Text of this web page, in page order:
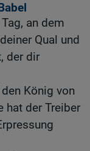
an dem
Qual und
der dir
König von
hat der Treiber